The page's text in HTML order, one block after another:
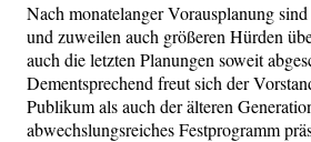
Nach monatelanger Vorausplanung
und zuweilen auch größeren Hürden
auch die letzten Planungen soweit
Dementsprechend freut sich der
Publikum als auch der älteren
abwechslungsreiches Festprogramm